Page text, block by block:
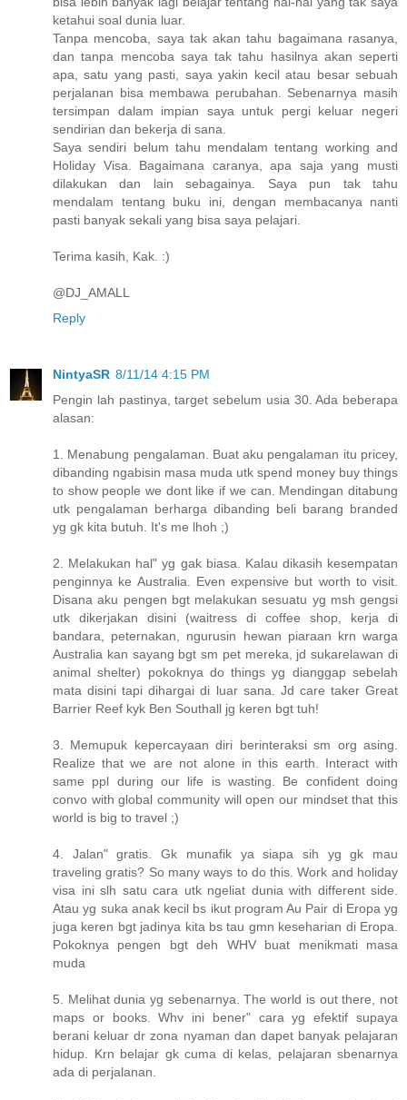
ketahui soal dunia luar.
Tanpa mencoba, saya tak akan tahu bagaimana rasanya,
dan tanpa mencoba saya tak tahu hasilnya akan seperti
apa, satu yang pasti, saya yakin kecil atau besar sebuah
perjalanan bisa membawa perubahan. Sebenarnya masih
tersimpan dalam impian saya untuk pergi keluar negeri
sendirian dan bekerja di sana.
Saya sendiri belum tahu mendalam tentang working and
Holiday Visa. Bagaimana caranya, apa saja yang musti
dilakukan dan lain sebagainya. Saya pun tak tahu
mendalam tentang buku ini, dengan membacanya nanti
pasti banyak sekali yang bisa saya pelajari.
Terima kasih, Kak. :)
@DJ_AMALL
Reply
NintyaSR 8/11/14 4:15 PM
Pengin lah pastinya, target sebelum usia 30. Ada beberapa
alasan:
1. Menabung pengalaman. Buat aku pengalaman itu pricey,
dibanding ngabisin masa muda utk spend money buy things
to show people we dont like if we can. Mendingan ditabung
utk pengalaman berharga dibanding beli barang branded
yg gk kita butuh. It's me lhoh ;)
2. Melakukan hal" yg gak biasa. Kalau dikasih kesempatan
penginnya ke Australia. Even expensive but worth to visit.
Disana aku pengen bgt melakukan sesuatu yg msh gengsi
utk dikerjakan disini (waitress di coffee shop, kerja di
bandara, peternakan, ngurusin hewan piaraan krn warga
Australia kan sayang bgt sm pet mereka, jd sukarelawan di
animal shelter) pokoknya do things yg dianggap sebelah
mata disini tapi dihargai di luar sana. Jd care taker Great
Barrier Reef kyk Ben Southall jg keren bgt tuh!
3. Memupuk kepercayaan diri berinteraksi sm org asing.
Realize that we are not alone in this earth. Interact with
same ppl during our life is wasting. Be confident doing
convo with global community will open our mindset that this
world is big to travel ;)
4. Jalan" gratis. Gk munafik ya siapa sih yg gk mau
traveling gratis? So many ways to do this. Work and holiday
visa ini slh satu cara utk ngeliat dunia with different side.
Atau yg suka anak kecil bs ikut program Au Pair di Eropa yg
juga keren bgt jadinya kita bs tau gmn keseharian di Eropa.
Pokoknya pengen bgt deh WHV buat menikmati masa
muda
5. Melihat dunia yg sebenarnya. The world is out there, not
maps or books. Whv ini bener" cara yg efektif supaya
berani keluar dr zona nyaman dan dapet banyak pelajaran
hidup. Krn belajar gk cuma di kelas, pelajaran sbenarnya
ada di perjalanan.